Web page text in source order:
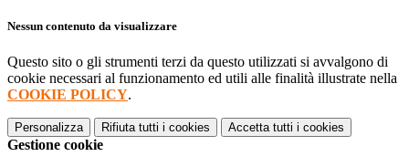
Nessun contenuto da visualizzare
Questo sito o gli strumenti terzi da questo utilizzati si avvalgono di
cookie necessari al funzionamento ed utili alle finalità illustrate nella
COOKIE POLICY.
Personalizza Rifiuta tutti i cookies Accetta tutti i cookies
Gestione cookie